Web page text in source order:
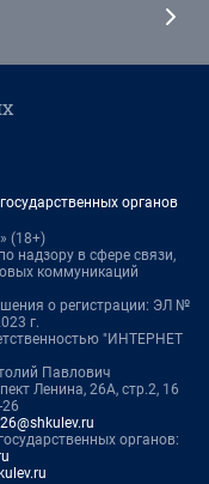
органов
(18+)
надзору в сфере связи,
коммуникаций
о регистрации: ЭЛ №
г.
"ИНТЕРНЕТ
Павлович
Ленина, 26А, стр.2, 16
26@shkulev.ru
органов: